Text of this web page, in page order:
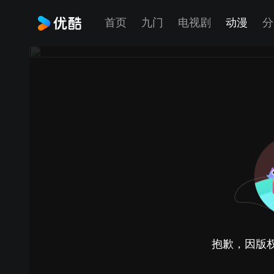
首页 九门 电视剧 动漫
抱歉，因版